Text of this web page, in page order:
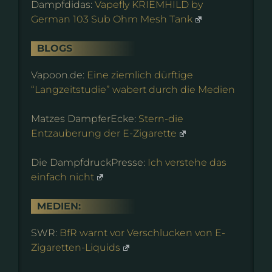
Dampfdidas: Vapefly KRIEMHILD by
German 103 Sub Ohm Mesh Tank
BLOGS
Vapoon.de: Eine ziemlich dürftige
“Langzeitstudie” wabert durch die Medien
Matzes DampferEcke: Stern-die
Entzauberung der E-Zigarette
Die DampfdruckPresse: Ich verstehe das
einfach nicht
MEDIEN:
SWR: BfR warnt vor Verschlucken von E-
Zigaretten-Liquids